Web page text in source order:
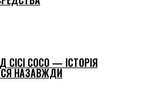
COCO — ІСТОРІЯ
НАЗАВЖДИ